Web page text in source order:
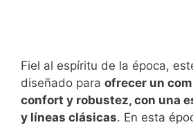
Fiel al espíritu de la época,
diseñado para ofrecer un
confort y robustez, con una
y líneas clásicas. En esta